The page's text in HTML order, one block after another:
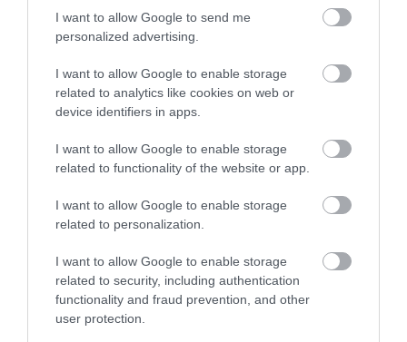
I want to allow Google to send me
personalized advertising.
I want to allow Google to enable storage
related to analytics like cookies on web or
device identifiers in apps.
I want to allow Google to enable storage
related to functionality of the website or app.
I want to allow Google to enable storage
related to personalization.
I want to allow Google to enable storage
related to security, including authentication
functionality and fraud prevention, and other
user protection.
Mindezt úgy határozzák meg, hogy „képesnek kell
lenni a munka, az iskola, a szabadidő stb. során
rendszeresen előforduló, ismerős témákról szóló
világos, szabványos bejegyzések főbb pontjainak
megértésére".
Norvégiában az ideiglenes tartózkodási
engedélyekhez nem szükséges nyelvtudás, de az
állandó tartózkodási engedélyekhez jó nyelvtudás
szükséges. A körülményektől függően 250-550 óra
norvég nyelvórát és egy társadalomismereti kurzust
kell elvégezni; bizonyos esetekben ehelyett A2
szintű norvég nyelvvizsga is elég lehet.
A Svájcban való állandó tartózkodáshoz szintén kell